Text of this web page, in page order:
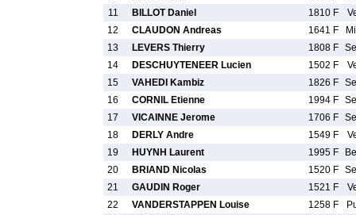
11
BILLOT Daniel 1810 F
12
CLAUDON Andreas 1641 F
13
LEVERS Thierry 1808 F
14
DESCHUYTENEER Lucien 1502 F
15
VAHEDI Kambiz 1826 F
16
CORNIL Etienne 1994 F
17
VICAINNE Jerome 1706 F
18
DERLY Andre 1549 F
19
HUYNH Laurent 1995 F
20
BRIAND Nicolas 1520 F
21
GAUDIN Roger 1521 F
22
VANDERSTAPPEN Louise 1258 F